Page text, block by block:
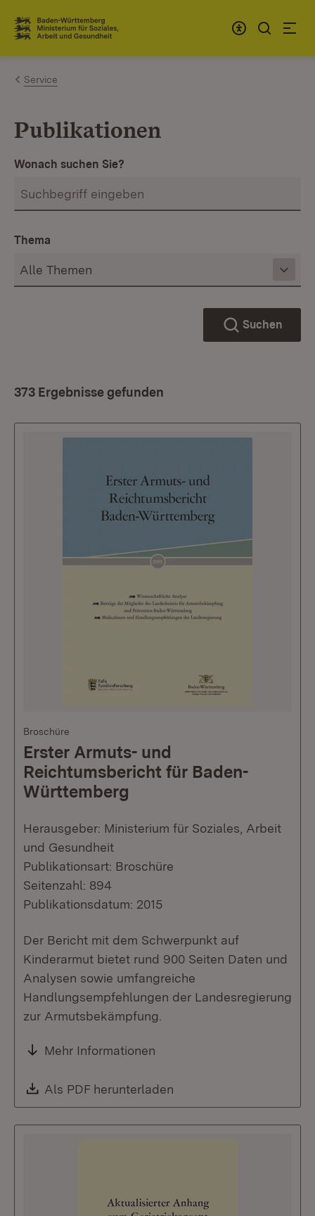
Zum Inhalt springen
Link zur Startseite
Service
Publikationen
Wonach suchen Sie?
Thema
Suchen
373 Ergebnisse gefunden
Broschüre
Erster Armuts- und
Reichtumsbericht für Baden-
Württemberg
Herausgeber: Ministerium für Soziales, Arbeit
und Gesundheit
Publikationsart: Broschüre
Seitenzahl: 894
Publikationsdatum: 2015
Der Bericht mit dem Schwerpunkt auf
Kinderarmut bietet rund 900 Seiten Daten und
Analysen sowie umfangreiche
Handlungsempfehlungen der Landesregierung
zur Armutsbekämpfung.
Mehr Informationen
Download:
Als PDF herunterladen